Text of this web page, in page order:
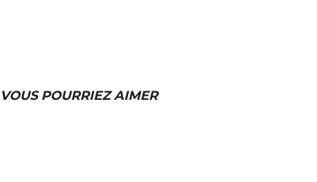
VOUS POURRIEZ AIMER